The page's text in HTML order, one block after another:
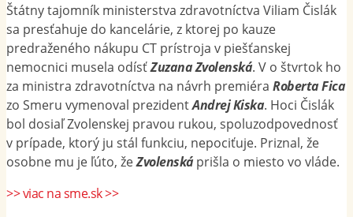
Štátny tajomník ministerstva zdravotníctva Viliam Čislák
sa presťahuje do kancelárie, z ktorej po kauze
predraženého nákupu CT prístroja v piešťanskej
nemocnici musela odísťZuzana Zvolenská. V o štvrtok ho
za ministra zdravotníctva na návrh premiéra Roberta Fica
zo Smeru vymenoval prezidentAndrej Kiska. Hoci Čislák
bol dosiaľ Zvolenskej pravou rukou, spoluzodpovednosť
v prípade, ktorý ju stál funkciu, nepociťuje. Priznal, že
osobne mu je ľúto, žeZvolenskáprišla o miesto vo vláde.
>> viac na sme.sk >>